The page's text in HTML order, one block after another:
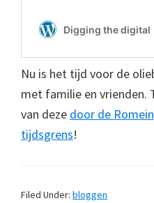
Nu is het tijd voor de
met familie en vrienden.
van deze door de
tijdsgrens!
Filed Under: bloggen